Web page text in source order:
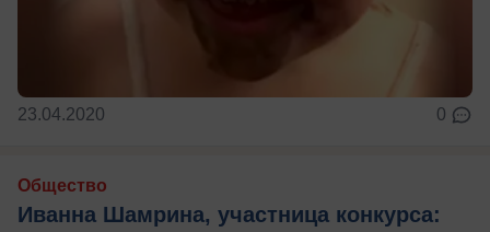
23.04.2020 0
Общество
Иванна Шамрина, участница конкурса: